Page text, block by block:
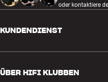
oder kontaktiere
KUNDENDIENST
ÜBER HIFI KLUBBEN